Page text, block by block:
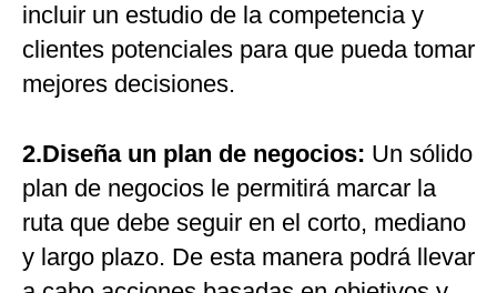
incluir un estudio de la competencia y
clientes potenciales para que pueda tomar
mejores decisiones.
2.Diseña un plan de negocios: Un sólido
plan de negocios le permitirá marcar la
ruta que debe seguir en el corto, mediano
y largo plazo. De esta manera podrá llevar